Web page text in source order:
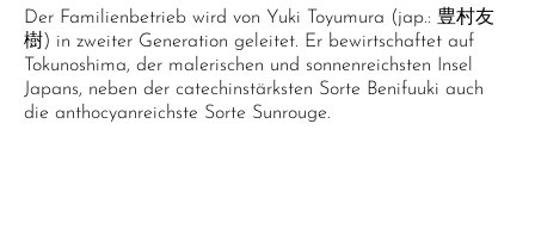
Der Familienbetrieb wird von Yuki Toyumura (jap.: 豊村友
樹) in zweiter Generation geleitet. Er bewirtschaftet auf
Tokunoshima, der malerischen und sonnenreichsten Insel
Japans, neben der catechinstärksten Sorte Benifuuki auch
die anthocyanreichste Sorte Sunrouge.